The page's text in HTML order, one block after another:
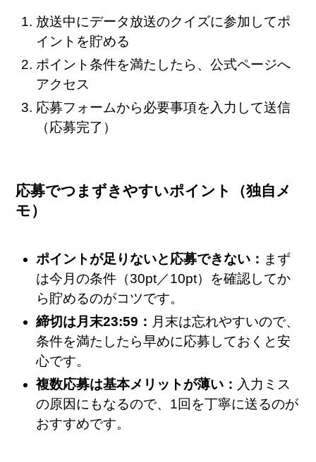
放送中にデータ放送のクイズに参加してポ
イントを貯める
ポイント条件を満たしたら、公式ページへ
アクセス
応募フォームから必要事項を入力して送信
（応募完了）
応募でつまずきやすいポイント（独自メ
モ）
ポイントが足りないと応募できない： まず
は今月の条件（30pt／10pt）を確認してか
ら貯めるのがコツです。
締切は月末23:59： 月末は忘れやすいので、
条件を満たしたら早めに応募しておくと安
心です。
複数応募は基本メリットが薄い： 入力ミス
の原因にもなるので、1回を丁寧に送るのが
おすすめです。